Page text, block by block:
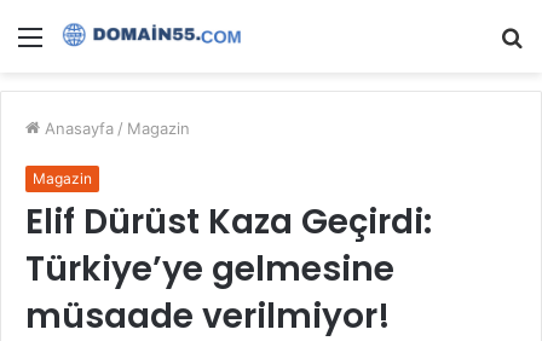
Menü
Anasayfa / Magazin
Magazin
Elif Dürüst Kaza Geçirdi:
Türkiye’ye gelmesine
müsaade verilmiyor!